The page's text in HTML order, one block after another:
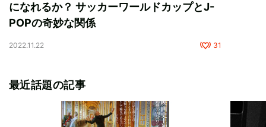
になれるか？ サッカーワールドカップとJ-
POPの奇妙な関係
2022.11.22 31
最近話題の記事